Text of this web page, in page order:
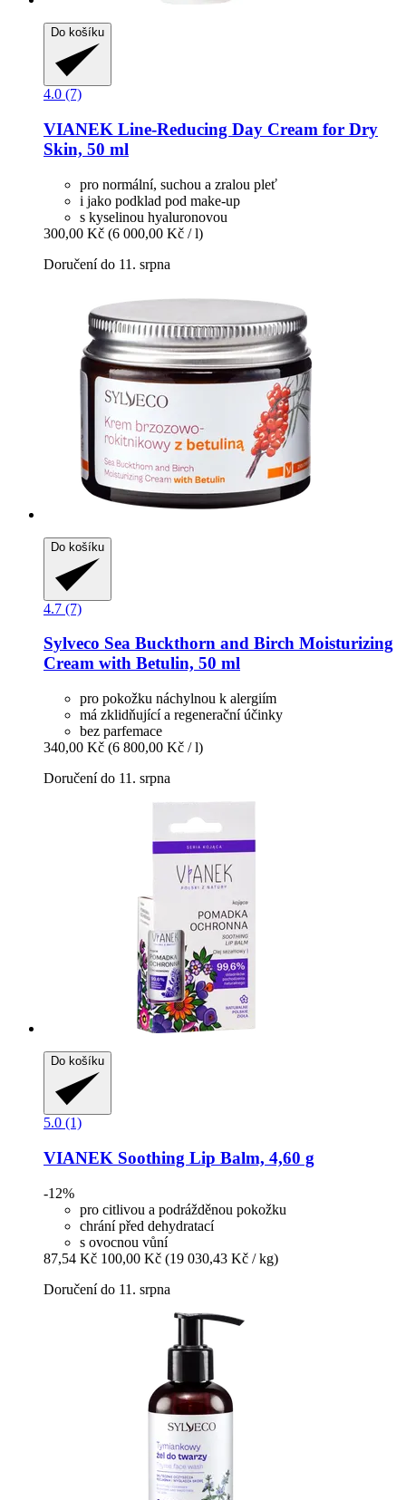
Do košíku
4.0 (7)
VIANEK Line-​Reducing Day Cream for Dry
Skin, 50 ml
pro normální, suchou a zralou pleť
i jako podklad pod make-up
s kyselinou hyaluronovou
300,00 Kč (6 000,00 Kč / l)
Doručení do 11. srpna
Do košíku
4.7 (7)
Sylveco Sea Buckthorn and Birch Moisturizing
Cream with Betulin, 50 ml
pro pokožku náchylnou k alergiím
má zklidňující a regenerační účinky
bez parfemace
340,00 Kč (6 800,00 Kč / l)
Doručení do 11. srpna
Do košíku
5.0 (1)
VIANEK Soothing Lip Balm, 4,60 g
-12%
pro citlivou a podrážděnou pokožku
chrání před dehydratací
s ovocnou vůní
87,54 Kč 100,00 Kč (19 030,43 Kč / kg)
Doručení do 11. srpna